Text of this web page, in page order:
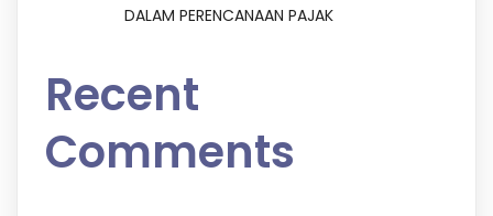
DALAM PERENCANAAN PAJAK
Recent
Comments